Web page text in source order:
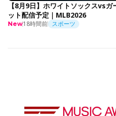
【8月9日】ホワイトソックスvs
ット配信予定｜MLB2026
New18時間前 スポーツ